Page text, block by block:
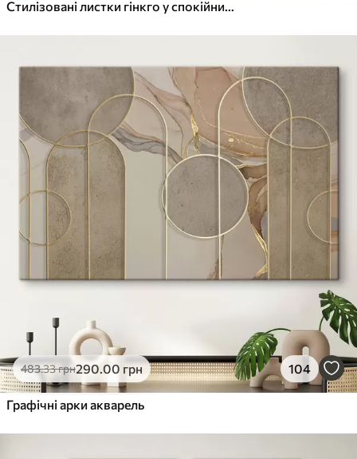
Стилізовані листки гінкго у спокійних тонах
483.33грн290.00 грн 104
Графічні арки акварель